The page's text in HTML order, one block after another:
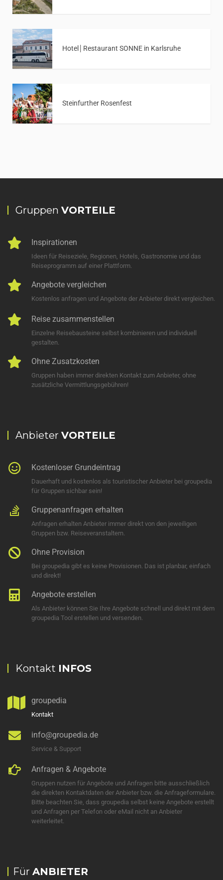
Hotel│Restaurant SONNE in Karlsruhe
Steinfurther Rosenfest
Gruppen VORTEILE
Inspirationen
Ideen für Reiseziele, Regionen, Hotels, Gastronomie und das
Reiseprogramm auf einer Plattform.
Angebote vergleichen
Kostenlos anfragen und Angebote der Anbieter direkt vergleichen.
Reise zusammenstellen
Einzelne Reisebausteine selbst kombinieren und individuell
gestalten.
Ohne Zusatzkosten
Gruppen haben immer direkten Kontakt zum Anbieter, ohne
zusätzliche Vermittlungsgebühren!
Anbieter VORTEILE
Kostenloser Grundeintrag
Dauerhaft und kostenlos als touristischer Anbieter bei groupedia
für Gruppen sichbar sein!
Gruppenanfragen erhalten
Anfragen erhalten Anbieter immer direkt von den jeweiligen
Gruppen bzw. Reiseveranstaltern.
Ohne Provision
Bei groupedia gibt es keine Provisionen. Das ist planbar, einfach
und direkt!
Angebote erstellen
Als Anbieter können Sie Ihre Angebote schnell und direkt mit dem
groupedia Tool erstellen und versenden.
Kontakt INFOS
groupedia
Kontakt
info@groupedia.de
Service & Support
Anfragen & Angebote
Gruppen nutzen für Angebote und Anfragen bitte ausschließlich
die direkten Kontaktdaten der Anbieter bzw. die Anfrageformulare.
Bitte beachten Sie, dass groupedia selbst keine Angebote erstellt
und Anfragen per Telefon oder eMail nicht an Anbieter
weiterleitet.
Für ANBIETER